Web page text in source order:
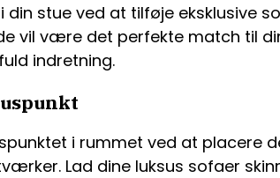
stue ved at tilføje eksklusive
vil være det perfekte match til
indretning.
i rummet ved at placere
Lad dine luksus sofaer